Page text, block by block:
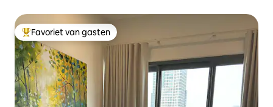
Topfavoriet van gasten
Favoriet van gasten